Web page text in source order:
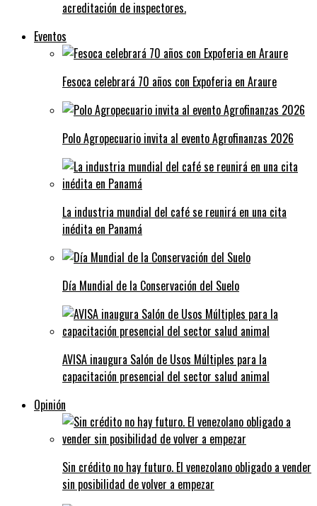
acreditación de inspectores.
Eventos
Fesoca celebrará 70 años con Expoferia en Araure
Polo Agropecuario invita al evento Agrofinanzas 2026
La industria mundial del café se reunirá en una cita
inédita en Panamá
Día Mundial de la Conservación del Suelo
AVISA inaugura Salón de Usos Múltiples para la
capacitación presencial del sector salud animal
Opinión
Sin crédito no hay futuro. El venezolano obligado a vender
sin posibilidad de volver a empezar